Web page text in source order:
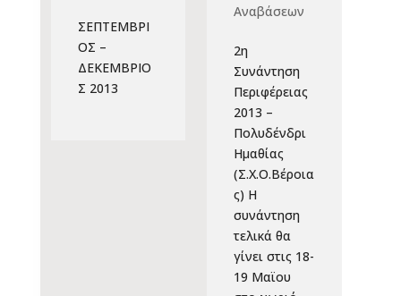
ΣΕΠΤΕΜΒΡΙ
ΟΣ –
ΔΕΚΕΜΒΡΙΟ
Σ 2013
Αναβάσεων
2η
Συνάντηση
Περιφέρειας
2013 –
Πολυδένδρι
Ημαθίας
(Σ.Χ.Ο.Βέροια
ς) H
συνάντηση
τελικά θα
γίνει στις 18-
19 Μαϊου